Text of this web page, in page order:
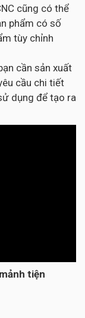
cũng có thể
phẩm có số
tùy chỉnh
cần sản xuất
cầu chi tiết
dụng để tạo ra
tiện